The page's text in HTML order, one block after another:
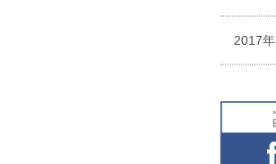
2017年